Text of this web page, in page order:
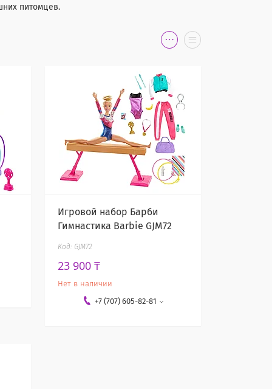
питомцев.
Игровой набор Барби
Гимнастика Barbie GJM72
GJM72
23 900 ₸
Нет в наличии
+7 (707) 605-82-81